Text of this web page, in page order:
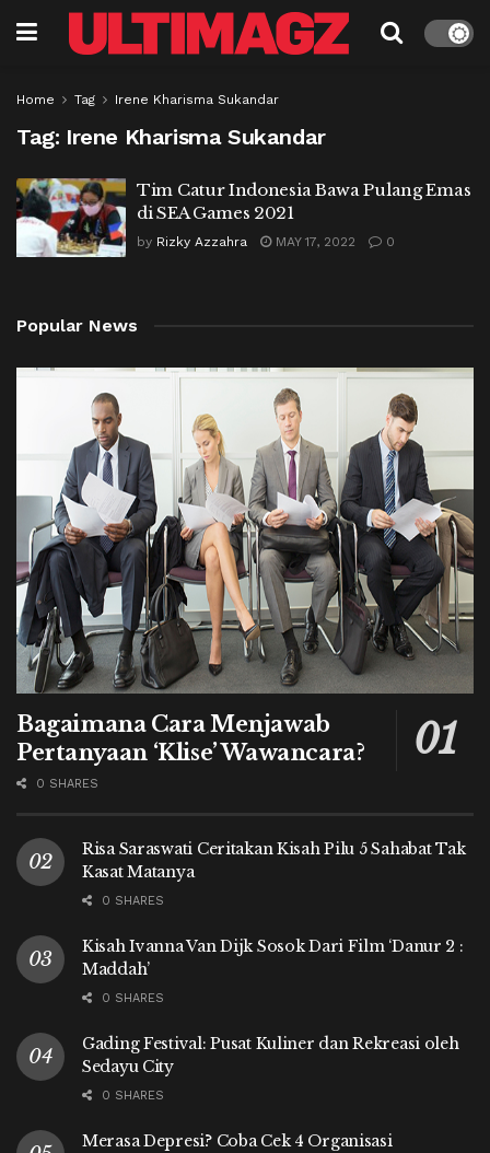
Home Tag Irene Kharisma Sukandar
Tag: Irene Kharisma Sukandar
Tim Catur Indonesia Bawa Pulang Emas
di SEA Games 2021
by Rizky Azzahra MAY 17, 2022 0
Popular News
Bagaimana Cara Menjawab
Pertanyaan ‘Klise’ Wawancara?
0 SHARES
Risa Saraswati Ceritakan Kisah Pilu 5 Sahabat Tak
Kasat Matanya
0 SHARES
Kisah Ivanna Van Dijk Sosok Dari Film ‘Danur 2 :
Maddah’
0 SHARES
Gading Festival: Pusat Kuliner dan Rekreasi oleh
Sedayu City
0 SHARES
Merasa Depresi? Coba Cek 4 Organisasi